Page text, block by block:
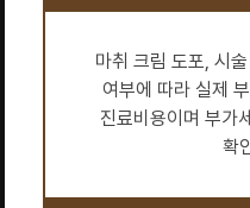
마취 크림 도포, 시
여부에 따라 실제
진료비용이며 부가
확